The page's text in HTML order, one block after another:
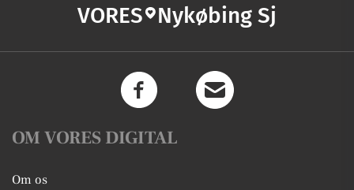
VORES Nykøbing Sj
OM VORES DIGITAL
Om os